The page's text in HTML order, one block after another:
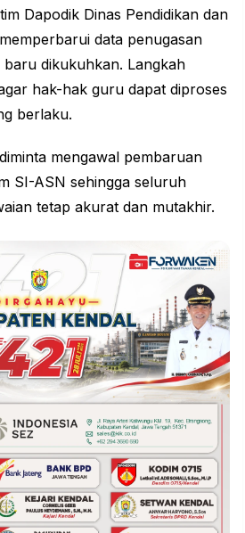
Dapodik Dinas Pendidikan dan
data penugasan
dikukuhkan. Langkah
hak-hak guru dapat diproses
berlaku.
mengawal pembaruan
SI-ASN sehingga seluruh
tetap akurat dan mutakhir.